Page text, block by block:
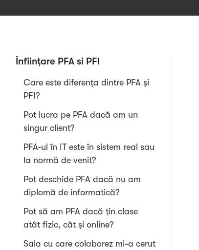
Înființare PFA si PFI
Care este diferența dintre PFA și
PFI?
Pot lucra pe PFA dacă am un
singur client?
PFA-ul în IT este în sistem real sau
la normă de venit?
Pot deschide PFA dacă nu am
diplomă de informatică?
Pot să am PFA dacă țin clase
atât fizic, cât și online?
Sala cu care colaborez mi-a cerut